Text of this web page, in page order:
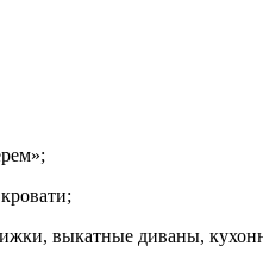
выкатные диваны,